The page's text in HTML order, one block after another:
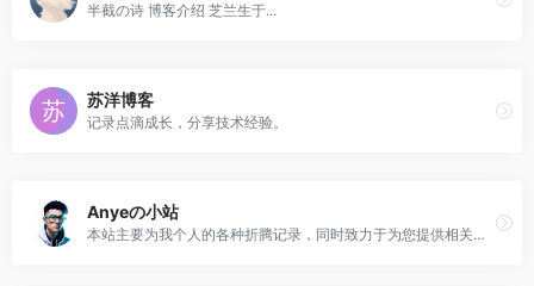
半截の诗 博客介绍 芝兰生于...
苏洋博客
记录点滴成长，分享技术经验。
Anyeの小站
本站主要为我个人的各种折腾记录，同时致力于为您提供相关问题的解决思路和经验分享。